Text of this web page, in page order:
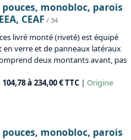
pouces, monobloc, parois
CEAF / 34
livré monté (riveté) est équipé
en verre et de panneaux latéraux
deux montants avant, pas
à 234,00 € TTC | Origine
pouces, monobloc, parois